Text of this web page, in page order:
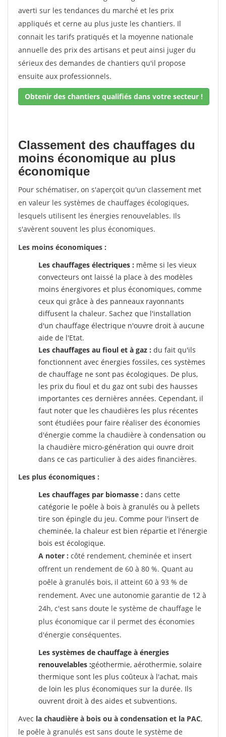
averti sur les tendances du marché et les prix
appliqués et cerne au plus juste les chantiers. Il
connait les tarifs pratiqués et la moyenne nationale
annuelle des prix des artisans et peut ainsi juger du
sérieux des demandes de chantiers qu'il propose
ensuite aux professionnels.
Obtenir des chantiers qualifiés dans votre secteur !
Classement des chauffages du
moins économique au plus
économique
Pour schématiser, on s'aperçoit qu'un classement met
en valeur les systèmes de chauffages écologiques,
lesquels utilisent les énergies renouvelables. Ils
s'avèrent souvent les plus économiques.
Les moins économiques :
Les chauffages électriques : même si les vieux
convecteurs ont laissé la place à des modèles
moins énergivores et plus économiques, comme
ceux qui grâce à des panneaux rayonnants
diffusent la chaleur. Sachez que l'installation
d'un chauffage électrique n'ouvre droit à aucune
aide de l'Etat.
Les chauffages au fioul et à gaz : du fait qu'ils
fonctionnent avec énergies fossiles, ces systèmes
de chauffage ne sont pas écologiques. De plus,
les prix du fioul et du gaz ont subi des hausses
importantes ces dernières années. Cependant, il
faut noter que les chaudières les plus récentes
sont étudiées pour faire réaliser des économies
d'énergie comme la chaudière à condensation ou
la chaudière micro-génération qui ouvre droit
dans ce cas particulier à des aides financières.
Les plus économiques :
Les chauffages par biomasse : dans cette
catégorie le poêle à bois à granulés ou à pellets
tire son épingle du jeu. Comme pour l'insert de
cheminée, la chaleur est bien répartie et l'énergie
bois est écologique.
A noter : côté rendement, cheminée et insert
offrent un rendement de 60 à 80 %. Quant au
poêle à granulés bois, il atteint 60 à 93 % de
rendement. Avec une autonomie garantie de 12 à
24h, c'est sans doute le système de chauffage le
plus économique car il permet des économies
d'énergie conséquentes.
Les systèmes de chauffage à énergies
renouvelables :géothermie, aérothermie, solaire
thermique sont les plus coûteux à l'achat, mais
de loin les plus économiques sur la durée. Ils
ouvrent droit à des aides et subventions.
Avec la chaudière à bois ou à condensation et la PAC,
le poêle à granulés est sans doute le système de